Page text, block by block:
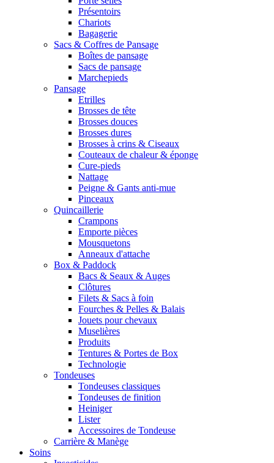
Présentoirs
Chariots
Bagagerie
Sacs & Coffres de Pansage
Boîtes de pansage
Sacs de pansage
Marchepieds
Pansage
Etrilles
Brosses de tête
Brosses douces
Brosses dures
Brosses à crins & Ciseaux
Couteaux de chaleur & éponge
Cure-pieds
Nattage
Peigne & Gants anti-mue
Pinceaux
Quincaillerie
Crampons
Emporte pièces
Mousquetons
Anneaux d'attache
Box & Paddock
Bacs & Seaux & Auges
Clôtures
Filets & Sacs à foin
Fourches & Pelles & Balais
Jouets pour chevaux
Muselières
Produits
Tentures & Portes de Box
Technologie
Tondeuses
Tondeuses classiques
Tondeuses de finition
Heiniger
Lister
Accessoires de Tondeuse
Carrière & Manège
Soins